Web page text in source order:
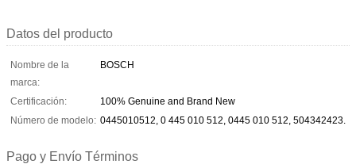
Datos del producto
Nombre de la
marca:
BOSCH
Certificación:
100% Genuine and Brand New
Número de modelo: 0445010512, 0 445 010 512, 0445 010 512, 504342423.
Pago y Envío Términos